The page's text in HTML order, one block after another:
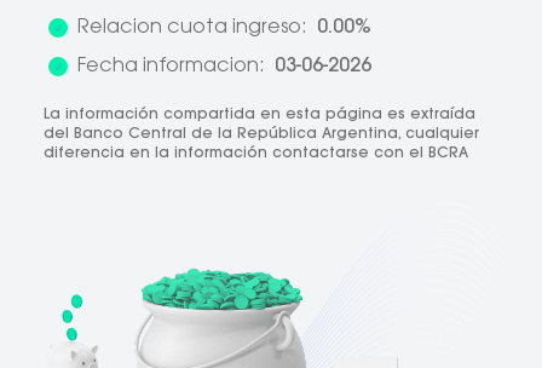
Relacion cuota ingreso:
0.00%
Fecha informacion:
03-06-2026
La información compartida en esta página es extraída
del Banco Central de la República Argentina, cualquier
diferencia en la información contactarse con el BCRA